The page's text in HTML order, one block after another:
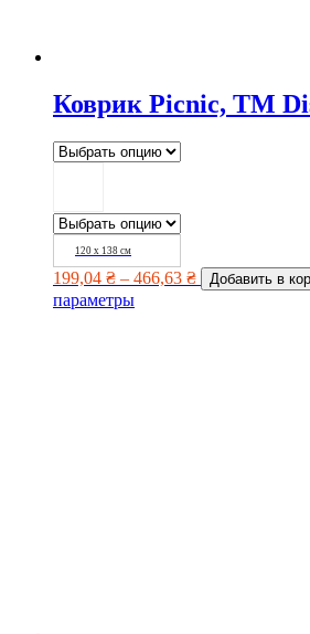
Коврик Picnic, TM
120 х 138 см
199,04 ₴ – 466,63 ₴ Добавить в
параметры